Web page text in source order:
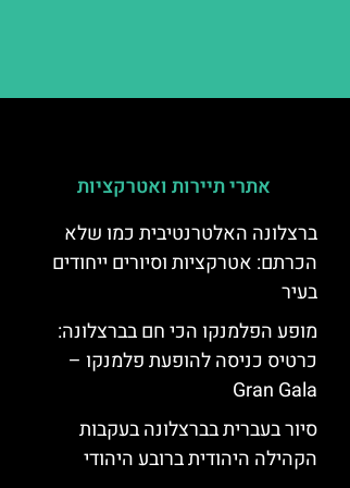
אתרי תיירות ואטרקציות
ברצלונה האלטרנטיבית כמו שלא
הכרתם: אטרקציות וסיורים ייחודים
בעיר
מופע הפלמנקו הכי חם בברצלונה:
כרטיס כניסה להופעת פלמנקו –
Gran Gala
סיור בעברית בברצלונה בעקבות
הקהילה היהודית ברובע היהודי